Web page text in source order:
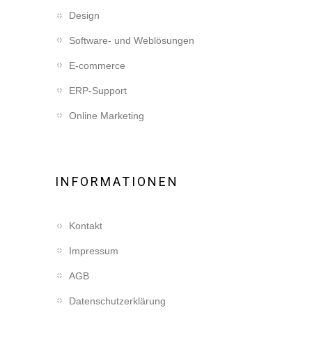
Design
Software- und Weblösungen
E-commerce
ERP-Support
Online Marketing
INFORMATIONEN
Kontakt
Impressum
AGB
Datenschutzerklärung